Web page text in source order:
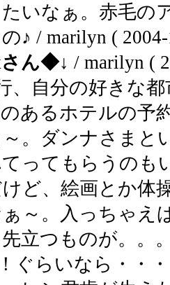
いなぁ。赤毛の
♪ / marilyn (
ん◆↓ / marilyn (
、自分の好きな
あるホテルの予
。ダンナさまと
ってもらうのも
けど、絵画とか体
～。入っちゃえ
立つものが。。
ぐらいなら・・